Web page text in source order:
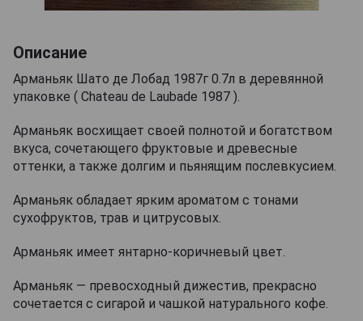
Описание
Арманьяк Шато де Лобад 1987г 0.7л в деревянной
упаковке ( Chateau de Laubade 1987 ).
Арманьяк восхищает своей полнотой и богатством
вкуса, сочетающего фруктовые и древесные
оттенки, а также долгим и пьянящим послевкусием.
Арманьяк обладает ярким ароматом с тонами
сухофруктов, трав и цитрусовых.
Арманьяк имеет янтарно-коричневый цвет.
Арманьяк — превосходный дижестив, прекрасно
сочетается с сигарой и чашкой натурального кофе.